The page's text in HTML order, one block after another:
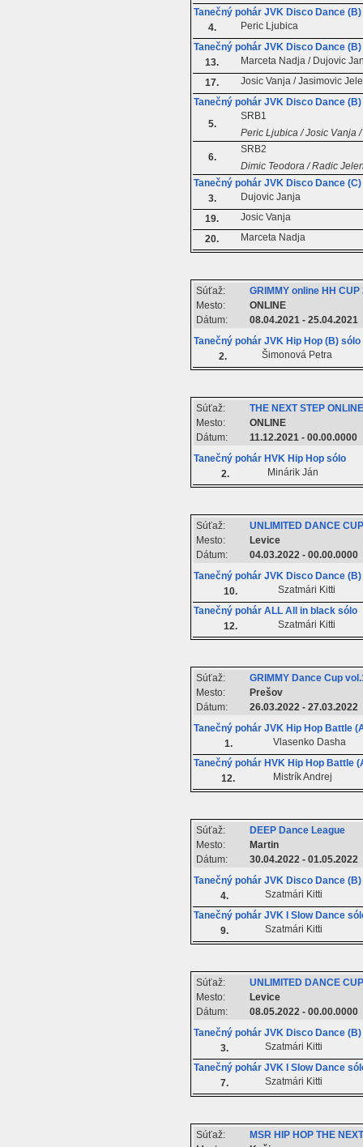
Tanečný pohár JVK Disco Dance
4.
Peric Ljubica
Tanečný pohár JVK Disco Dance
13.
Marceta Nadja / Dujovic
17.
Josic Vanja / Jasimovic
Tanečný pohár JVK Disco Dance
5.
SRB1
Peric Ljubica / Josic Vanja
6.
SRB2
Dimic Teodora / Radic
Tanečný pohár JVK Disco Dance
3.
Dujovic Janja
19.
Josic Vanja
20.
Marceta Nadja
Súťaž:
GRIMMY online HH CUP
Mesto:
ONLINE
Dátum:
08.04.2021 - 25.04.2021
Tanečný pohár JVK Hip Hop (B)
2.
Šimonová Petra
Súťaž:
THE NEXT STEP
Mesto:
ONLINE
Dátum:
11.12.2021 - 00.00.0000
Tanečný pohár HVK Hip Hop sólo
2.
Minárik Ján
Súťaž:
UNLIMITED DANCE
Mesto:
Levice
Dátum:
04.03.2022 - 00.00.0000
Tanečný pohár JVK Disco Dance
10.
Szatmári Kitti
Tanečný pohár ALL All in black sólo
12.
Szatmári Kitti
Súťaž:
GRIMMY Dance Cup
Mesto:
Prešov
Dátum:
26.03.2022 - 27.03.2022
Tanečný pohár JVK Hip Hop Battle
1.
Vlasenko Dasha
Tanečný pohár HVK Hip Hop Battle
12.
Mistrík Andrej
Súťaž:
DEEP Dance League
Mesto:
Martin
Dátum:
30.04.2022 - 01.05.2022
Tanečný pohár JVK Disco Dance
4.
Szatmári Kitti
Tanečný pohár JVK I Slow Dance
9.
Szatmári Kitti
Súťaž:
UNLIMITED DANCE
Mesto:
Levice
Dátum:
08.05.2022 - 00.00.0000
Tanečný pohár JVK Disco Dance
3.
Szatmári Kitti
Tanečný pohár JVK I Slow Dance
7.
Szatmári Kitti
Súťaž:
MSR HIP HOP THE